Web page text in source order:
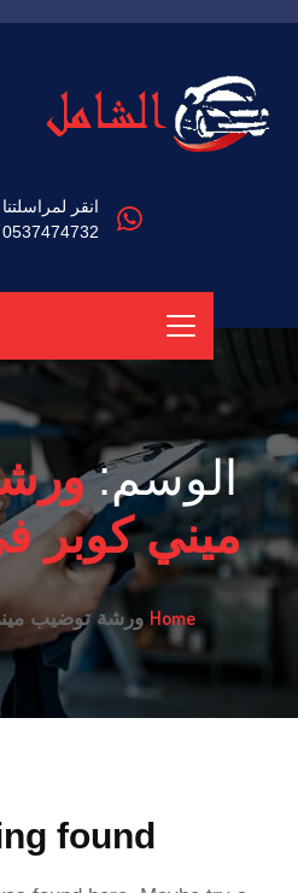
انقر
0537474732
الوسم:
ميني كوبر
Home ورشة توضيب
found!